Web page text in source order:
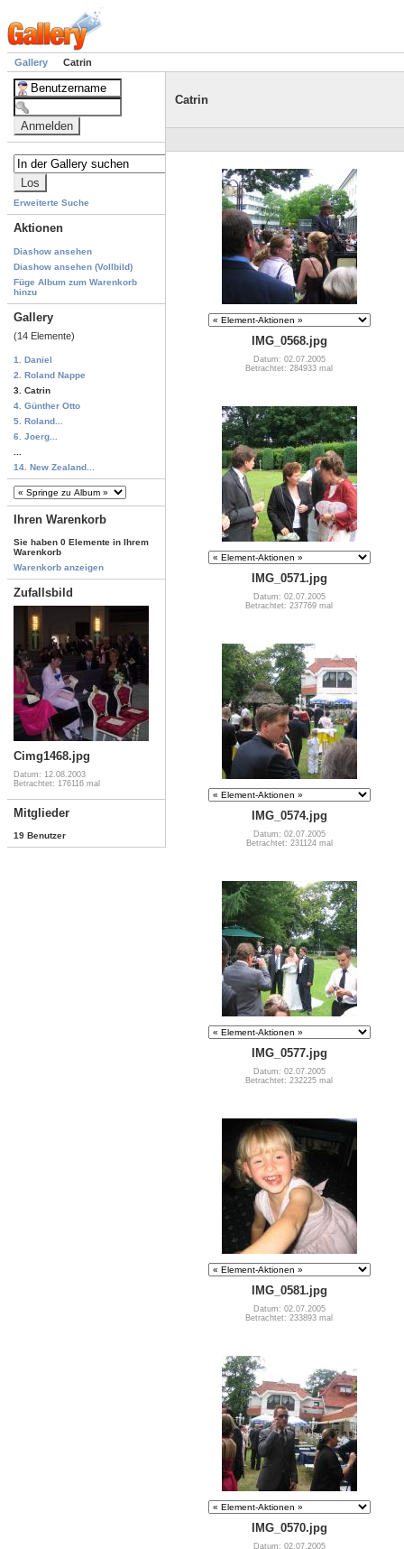
Gallery Catrin
Erweiterte Suche
Aktionen
Diashow ansehen
Diashow ansehen (Vollbild)
Füge Album zum Warenkorb
hinzu
Gallery
(14 Elemente)
1. Daniel
2. Roland Nappe
3. Catrin
4. Günther Otto
5. Roland...
6. Joerg...
14. New Zealand...
Ihren Warenkorb
Sie haben 0 Elemente in Ihrem
Warenkorb
Warenkorb anzeigen
Zufallsbild
Cimg1468.jpg
Datum: 12.08.2003
Betrachtet: 176116 mal
Mitglieder
19 Benutzer
Catrin
IMG_0568.jpg
Datum: 02.07.2005
Betrachtet: 284933 mal
IMG_0571.jpg
Datum: 02.07.2005
Betrachtet: 237769 mal
IMG_0574.jpg
Datum: 02.07.2005
Betrachtet: 231124 mal
IMG_0577.jpg
Datum: 02.07.2005
Betrachtet: 232225 mal
IMG_0581.jpg
Datum: 02.07.2005
Betrachtet: 233893 mal
IMG_0570.jpg
Datum: 02.07.2005